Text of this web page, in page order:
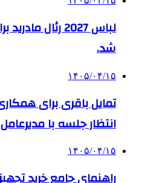
لباس 2027 رئال
شد.
۱۴۰۵/۰۴/۱۵
تمایل باقری برای همکاری
انتظار جلسه با مدیرعامل
۱۴۰۵/۰۴/۱۵
راهنمای جامع خرید